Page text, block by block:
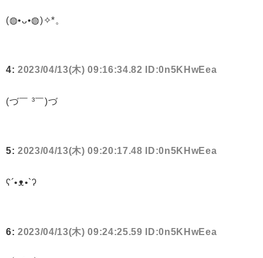
(◍•ᴗ•◍)✧*。
4: 2023/04/13(木) 09:16:34.82 ID:0n5KHwEea
(づ￣ ³￣)づ
5: 2023/04/13(木) 09:20:17.48 ID:0n5KHwEea
ʕ´•ᴥ•`ʔ
6: 2023/04/13(木) 09:24:25.59 ID:0n5KHwEea